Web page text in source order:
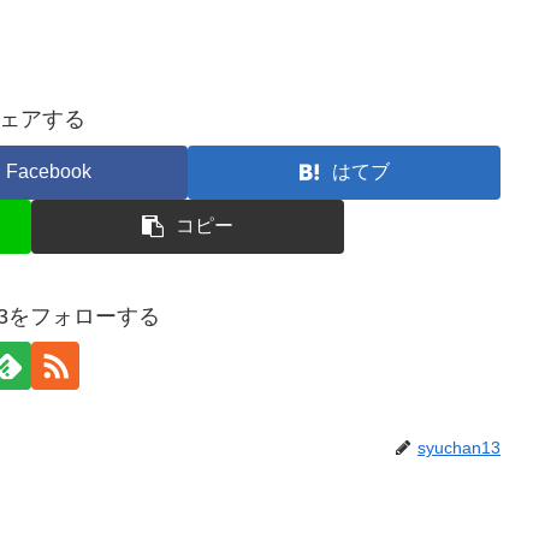
アする
Facebook はてブ
コピー
をフォローする
syuchan13